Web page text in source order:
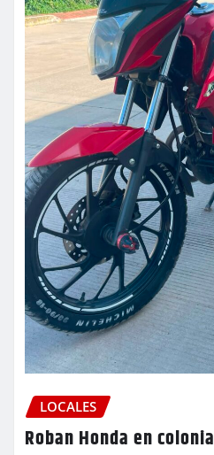
LOCALES
Roban Honda en